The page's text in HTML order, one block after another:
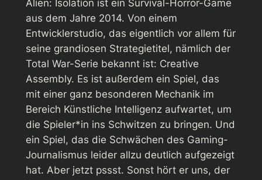
Alien: Isolation ist ein Survival-Horror-Game
aus dem Jahre 2014. Von einem
Entwicklerstudio, das eigentlich vor allem für
seine grandiosen Strategietitel, nämlich der
Total War-Serie bekannt ist: Creative
Assembly. Es ist außerdem ein Spiel, das
mit einer ganz besonderen Mechanik im
Bereich Künstliche Intelligenz aufwartet, um
die Spieler*in ins Schwitzen zu bringen. Und
ein Spiel, das die Schwächen des Gaming-
Journalismus leider allzu deutlich aufgezeigt
hat. Aber jetzt pssst. Sonst hört er uns, der